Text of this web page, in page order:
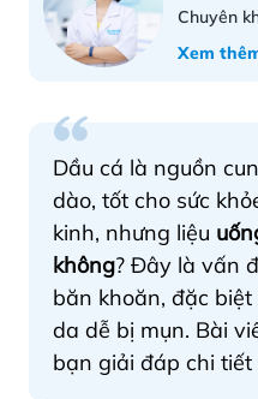
Chuyên
Xem
Dầu cá là nguồn
dào, tốt cho sức
kinh, nhưng liệu
không? Đây là vấn
băn khoăn, đặc
da dễ bị mụn. Bài
bạn giải đáp chi